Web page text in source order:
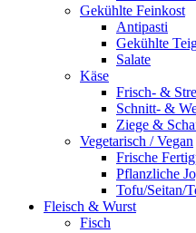
Gekühlte Feinkost
Antipasti
Gekühlte
Salate
Käse
Frisch- &
Schnitt- &
Ziege &
Vegetarisch / Vegan
Frische
Pflanzliche
Tofu/Seitan/
Fleisch & Wurst
Fisch